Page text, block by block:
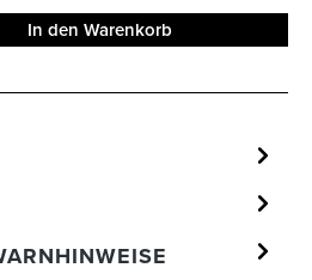
In den Warenkorb